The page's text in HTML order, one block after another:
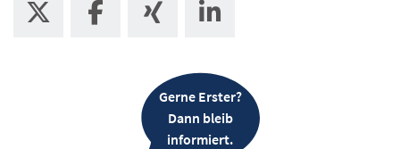
Gerne Erster?
Dann bleib
informiert.